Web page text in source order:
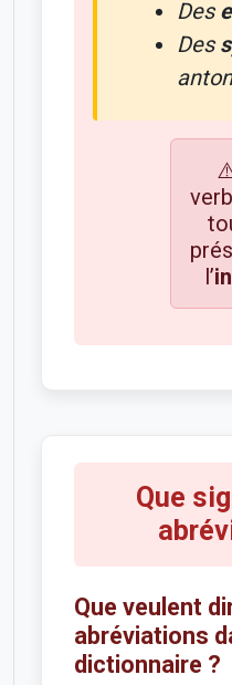
Des
Des
l’
Que
Que veulent
abréviations
dictionnaire ?